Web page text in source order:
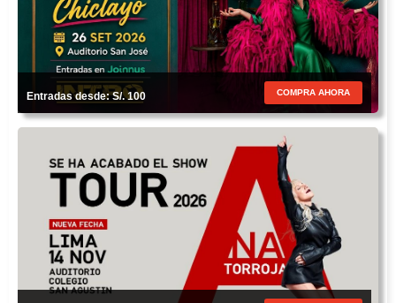
Entradas desde: S/. 100 COMPRA AHORA